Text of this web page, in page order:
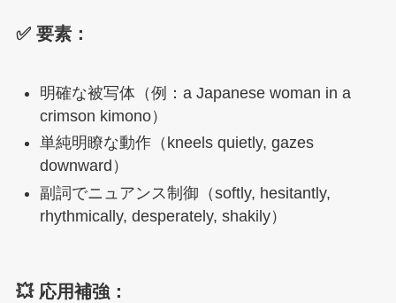
✅ 要素：
明確な被写体（例：a Japanese woman in a
crimson kimono）
単純明瞭な動作（kneels quietly, gazes
downward）
副詞でニュアンス制御（softly, hesitantly,
rhythmically, desperately, shakily）
💥 応用補強：